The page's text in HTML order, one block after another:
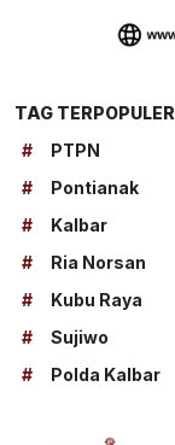
TAG TERPOPULER
#
PTPN
#
Pontianak
#
Kalbar
#
Ria Norsan
#
Kubu Raya
#
Sujiwo
#
Polda Kalbar